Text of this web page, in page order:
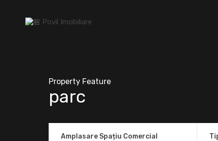
Property Feature
parc
Amplasare Spațiu Comercial